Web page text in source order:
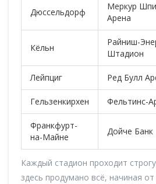
Дюссельдорф
Меркур
Арена
Кёльн
Райниш-
Штадион
Лейпциг Ред Булл
Гельзенкирхен Фельтинс-
Франкфурт-
на-Майне
Дойче Банк
Каждый стадион проходит
здесь продумано всё, начиная